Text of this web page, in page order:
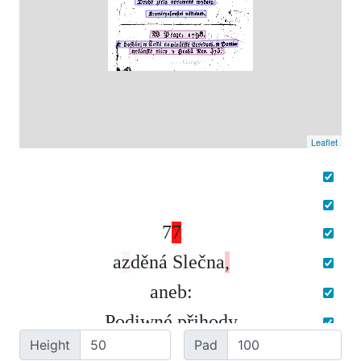
Leaflet
77
azděná Slečna,
aneb:
Podiwné přjhody
M
ent u.
Height Pad